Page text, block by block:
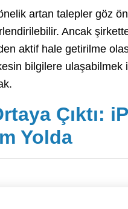
artan talepler göz
Ancak
aktif hale getirilme
bilgilere ulaşabilmek
Çıktı:
Yolda